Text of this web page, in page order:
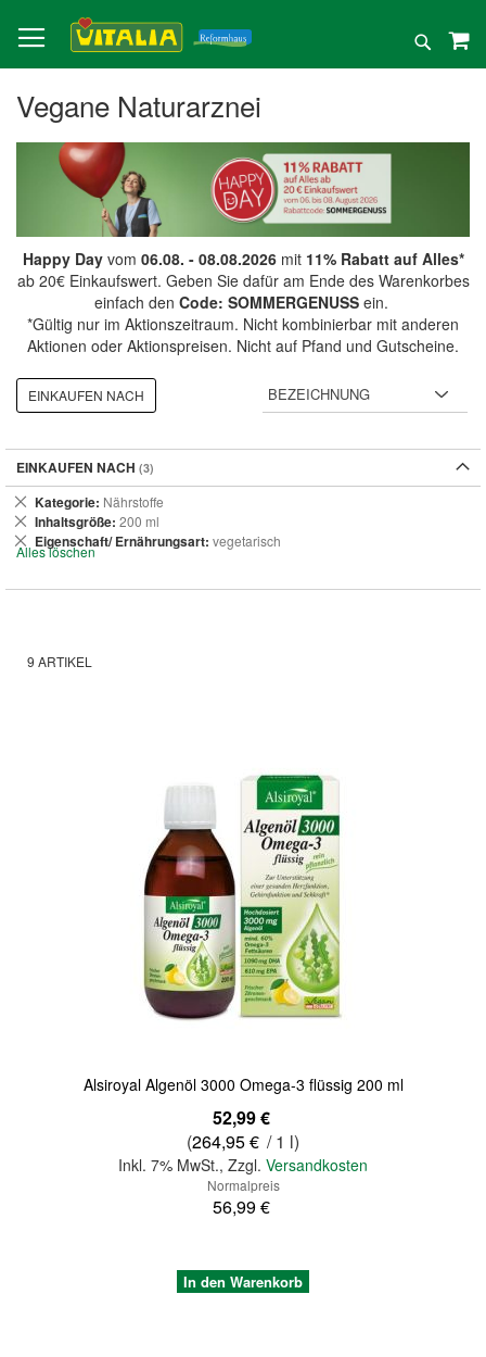
zum
Inhalt
Suche
Vegane Naturarznei
Happy Dayvom 06.08. - 08.08.2026mit 11% Rabatt auf Alles*
ab 20€ Einkaufswert. Geben Sie dafür am Ende des Warenkorbes
einfach den Code: SOMMERGENUSSein.
*Gültig nur im Aktionszeitraum. Nicht kombinierbar mit anderen
Aktionen oder Aktionspreisen. Nicht auf Pfand und Gutscheine.
9 ARTIKEL
Alsiroyal Algenöl 3000 Omega-3 flüssig 200 ml
52,99 €
(264,95 € / 1 l)
Inkl. 7% MwSt., Zzgl. Versandkosten
Normalpreis
56,99 €
In den Warenkorb
EINKAUFEN NACH
EINKAUFEN NACH
Kategorie Nährstoffe
Dies
entfernen
Inhaltsgröße 200 ml
Dies
entfernen
Eigenschaft/ Ernährungsart vegetarisch
Dies
entfernen
Alles löschen